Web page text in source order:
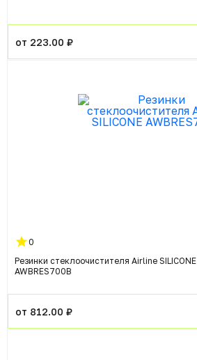
от 223.00 ₽
0
Резинки стеклоочистителя Airline SILICONE
AWBRES700B
от 812.00 ₽